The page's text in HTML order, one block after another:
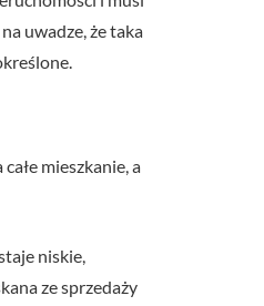
uwadze, że taka
mieszkanie, a
niskie,
ze sprzedaży